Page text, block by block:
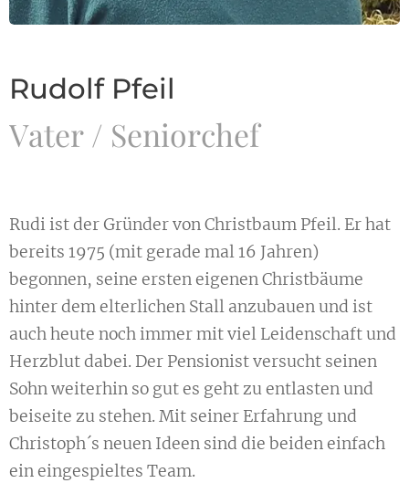
Rudolf Pfeil
Vater / Seniorchef
Rudi ist der Gründer von Christbaum Pfeil. Er hat
bereits 1975 (mit gerade mal 16 Jahren)
begonnen, seine ersten eigenen Christbäume
hinter dem elterlichen Stall anzubauen und ist
auch heute noch immer mit viel Leidenschaft und
Herzblut dabei. Der Pensionist versucht seinen
Sohn weiterhin so gut es geht zu entlasten und
beiseite zu stehen. Mit seiner Erfahrung und
Christoph´s neuen Ideen sind die beiden einfach
ein eingespieltes Team.